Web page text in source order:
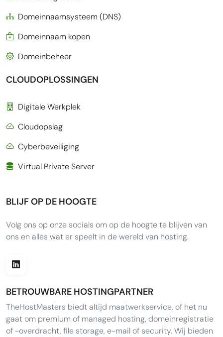
Domeinnaamsysteem (DNS)
Domeinnaam kopen
Domeinbeheer
CLOUDOPLOSSINGEN
Digitale Werkplek
Cloudopslag
Cyberbeveiliging
Virtual Private Server
BLIJF OP DE HOOGTE
Volg ons op onze socials om op de hoogte te blijven van
ons en alles wat er speelt in de wereld van hosting.
BETROUWBARE HOSTINGPARTNER
TheHostMasters biedt altijd maatwerkservice, of het nu
gaat om premium of managed hosting, domeinregistratie
of -overdracht, file storage, e-mail of security. Wij bieden